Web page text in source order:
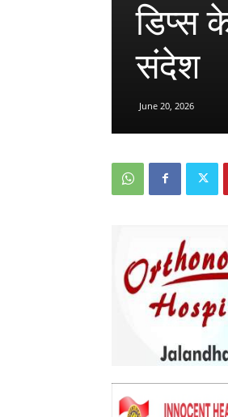
डिप्स
संदेश
June 20, 2026